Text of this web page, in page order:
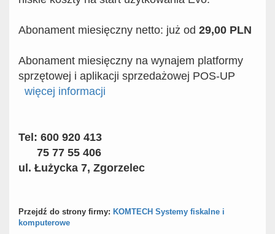
Abonament miesięczny netto: już od 29,00 PLN
Abonament miesięczny na wynajem platformy
sprzętowej i aplikacji sprzedażowej POS-UP
więcej informacji
Tel: 600 920 413
75 77 55 406
ul. Łużycka 7, Zgorzelec
Przejdź do strony firmy: KOMTECH Systemy fiskalne i
komputerowe